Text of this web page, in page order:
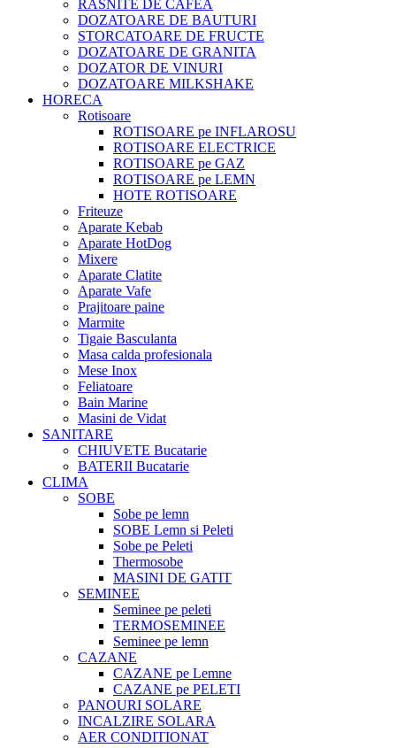
RASNITE DE CAFEA
DOZATOARE DE BAUTURI
STORCATOARE DE FRUCTE
DOZATOARE DE GRANITA
DOZATOR DE VINURI
DOZATOARE MILKSHAKE
HORECA
Rotisoare
ROTISOARE pe INFLAROSU
ROTISOARE ELECTRICE
ROTISOARE pe GAZ
ROTISOARE pe LEMN
HOTE ROTISOARE
Friteuze
Aparate Kebab
Aparate HotDog
Mixere
Aparate Clatite
Aparate Vafe
Prajitoare paine
Marmite
Tigaie Basculanta
Masa calda profesionala
Mese Inox
Feliatoare
Bain Marine
Masini de Vidat
SANITARE
CHIUVETE Bucatarie
BATERII Bucatarie
CLIMA
SOBE
Sobe pe lemn
SOBE Lemn si Peleti
Sobe pe Peleti
Thermosobe
MASINI DE GATIT
SEMINEE
Seminee pe peleti
TERMOSEMINEE
Seminee pe lemn
CAZANE
CAZANE pe Lemne
CAZANE pe PELETI
PANOURI SOLARE
INCALZIRE SOLARA
AER CONDITIONAT